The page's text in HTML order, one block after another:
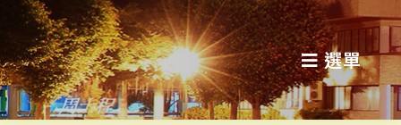
轉
至
主
選單